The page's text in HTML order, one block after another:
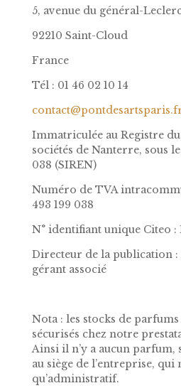
5, avenue du général-
92210 Saint-Cloud
France
Tél : 01 46 02 10 14
Immatriculée au Registre
sociétés de Nanterre, sous
038 (SIREN)
Numéro de TVA
493 199 038
N° identifiant unique Citeo :
Directeur de la publication
gérant associé
Nota : les stocks de
sécurisés chez notre
Ainsi il n’y a aucun parfum,
au siège de l’entreprise, qui
qu’administratif.